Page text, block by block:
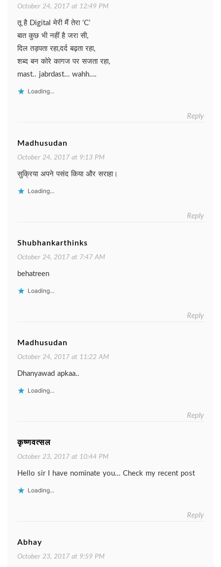
October 24, 2017 at 12:49 PM
तू है Digital मेरी मैं तेरा ‘C’
बात कुछ भी नहीं है जरा सी,
दिल तड़पता रहा,दर्द बढ़ता रहा,
शब्द बन कोरे कागज पर सजता रहा,
mast.. jabrdast… wahh….
Loading...
Reply
Madhusudan
October 24, 2017 at 9:13 PM
सुक्रिया अपने पसंद किया और सराहा।
Loading...
Reply
Shubhankarthinks
October 24, 2017 at 7:47 AM
behatreen
Loading...
Reply
Madhusudan
October 24, 2017 at 11:22 AM
Dhanyawad apkaa..
Loading...
Reply
कृष्णवत्सल
October 23, 2017 at 10:44 PM
Hello sir I have nominate you… Check my recent post
Loading...
Reply
Abhay
October 23, 2017 at 9:59 PM